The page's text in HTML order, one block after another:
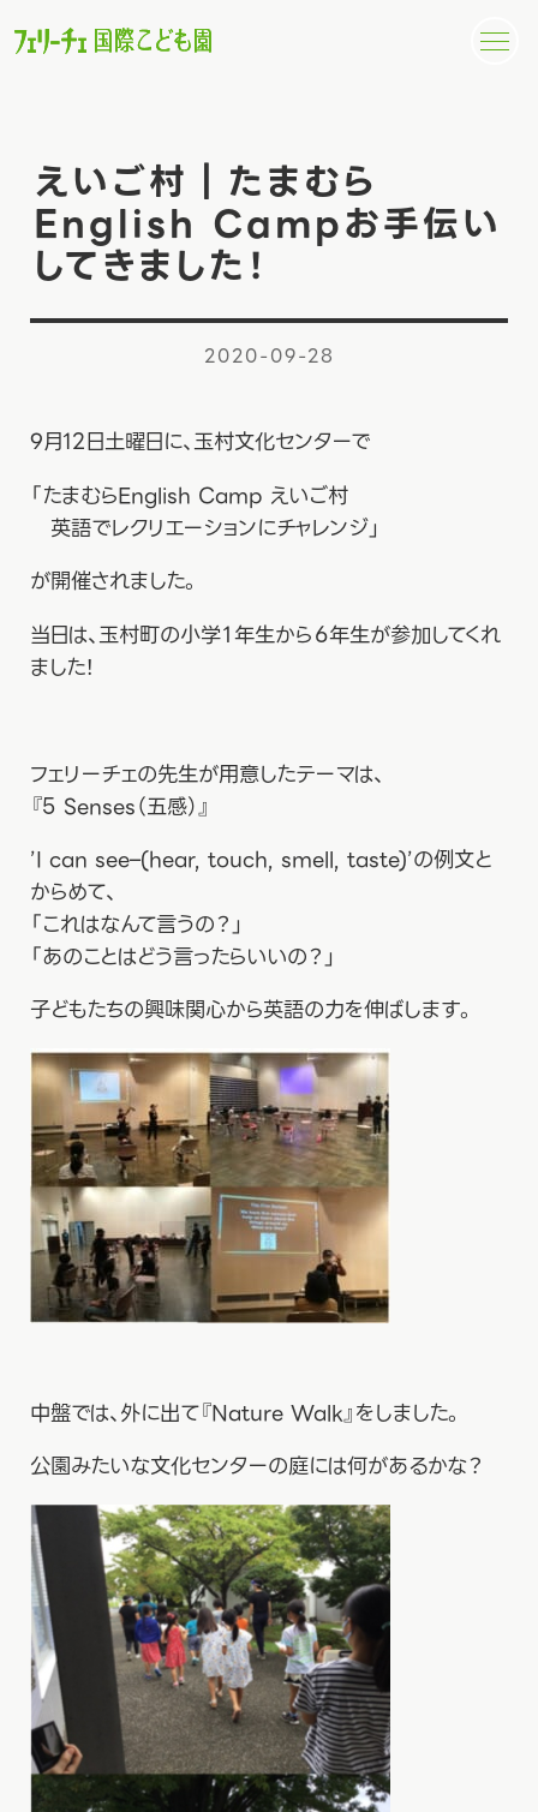
えいご村｜たまむら
English Campお手伝い
してきました！
2020-09-28
9月12日土曜日に、玉村文化センターで
「たまむらEnglish Camp えいご村
英語でレクリエーションにチャレンジ」
が開催されました。
当日は、玉村町の小学１年生から６年生が参加してくれ
ました！
フェリーチェの先生が用意したテーマは、
『5 Senses（五感）』
’I can see–(hear, touch, smell, taste)’の例文と
からめて、
「これはなんて言うの？」
「あのことはどう言ったらいいの？」
子どもたちの興味関心から英語の力を伸ばします。
中盤では、外に出て『Nature Walk』をしました。
公園みたいな文化センターの庭には何があるかな？